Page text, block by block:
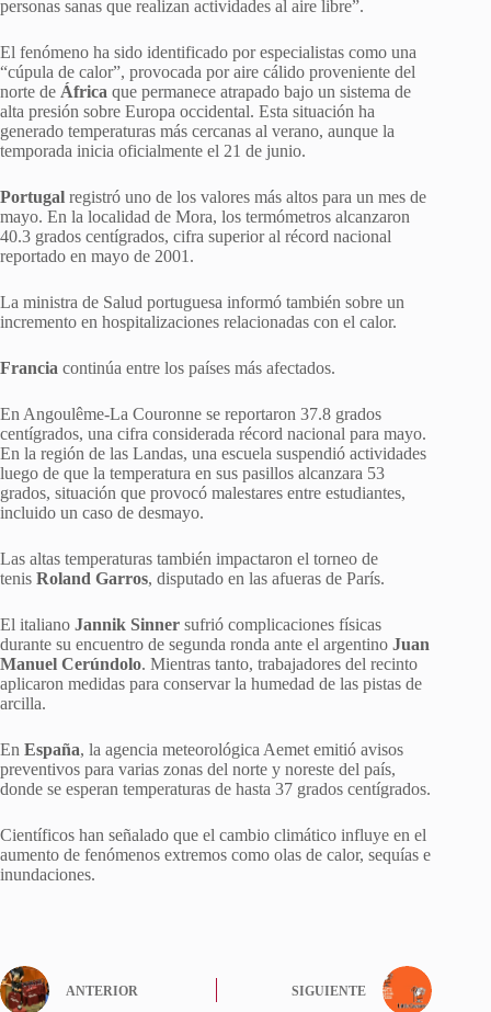
personas sanas que realizan actividades al aire libre”.
El fenómeno ha sido identificado por especialistas como una
“cúpula de calor”, provocada por aire cálido proveniente del
norte de África que permanece atrapado bajo un sistema de
alta presión sobre Europa occidental. Esta situación ha
generado temperaturas más cercanas al verano, aunque la
temporada inicia oficialmente el 21 de junio.
Portugal registró uno de los valores más altos para un mes de
mayo. En la localidad de Mora, los termómetros alcanzaron
40.3 grados centígrados, cifra superior al récord nacional
reportado en mayo de 2001.
La ministra de Salud portuguesa informó también sobre un
incremento en hospitalizaciones relacionadas con el calor.
Francia continúa entre los países más afectados.
En Angoulême-La Couronne se reportaron 37.8 grados
centígrados, una cifra considerada récord nacional para mayo.
En la región de las Landas, una escuela suspendió actividades
luego de que la temperatura en sus pasillos alcanzara 53
grados, situación que provocó malestares entre estudiantes,
incluido un caso de desmayo.
Las altas temperaturas también impactaron el torneo de
tenis Roland Garros, disputado en las afueras de París.
El italiano Jannik Sinner sufrió complicaciones físicas
durante su encuentro de segunda ronda ante el argentino Juan
Manuel Cerúndolo. Mientras tanto, trabajadores del recinto
aplicaron medidas para conservar la humedad de las pistas de
arcilla.
En España, la agencia meteorológica Aemet emitió avisos
preventivos para varias zonas del norte y noreste del país,
donde se esperan temperaturas de hasta 37 grados centígrados.
Científicos han señalado que el cambio climático influye en el
aumento de fenómenos extremos como olas de calor, sequías e
inundaciones.
ANTERIOR SIGUIENTE